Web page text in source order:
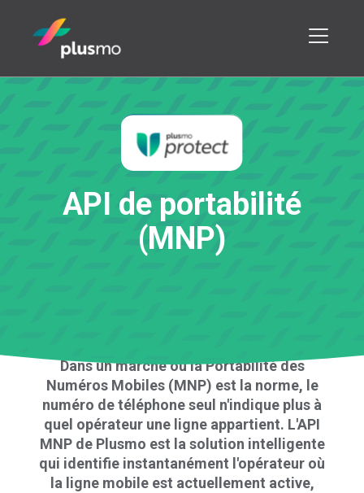
API de portabi ité
(MNP)
Dans un marché où la Portabilité des
Numéros Mobiles (MNP) est la norme, le
numéro de téléphone seul n'indique plus à
quel opérateur une ligne appartient. L'API
MNP de Plusmo est la solution intelligente
qui identifie instantanément l'opérateur où
la ligne mobile est actuellement active,